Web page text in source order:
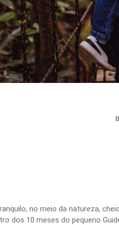
no meio da natureza,
dos 10 meses do pequeno